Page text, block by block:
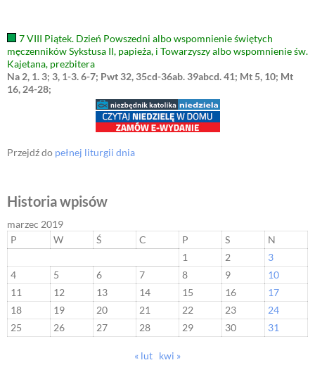
7 VIII Piątek. Dzień Powszedni albo wspomnienie świętych
męczenników Sykstusa II, papieża, i Towarzyszy albo wspomnienie św.
Kajetana, prezbitera
Na 2, 1. 3; 3, 1-3. 6-7; Pwt 32, 35cd-36ab. 39abcd. 41; Mt 5, 10; Mt
16, 24-28;
Przejdź do pełnej liturgii dnia
Historia wpisów
marzec 2019
P
W Ś C P S
N
1
2
3
4
5 6 7 8 9
10
11
12 13 14 15 16
17
18
19 20 21 22 23
24
25
26 27 28 29 30 31
« lut kwi »